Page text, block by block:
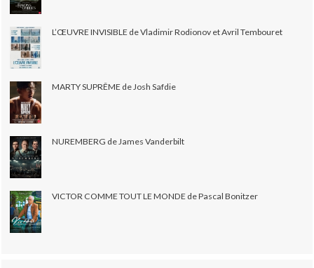
L’ŒUVRE INVISIBLE de Vladimir Rodionov et Avril Tembouret
MARTY SUPRÊME de Josh Safdie
NUREMBERG de James Vanderbilt
VICTOR COMME TOUT LE MONDE de Pascal Bonitzer